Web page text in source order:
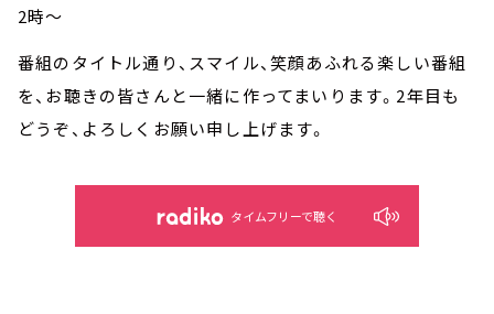
2時～
番組のタイトル通り、スマイル、笑顔あふれる楽しい番組
を、お聴きの皆さんと一緒に作ってまいります。2年目も
どうぞ、よろしくお願い申し上げます。
タイムフリーで聴く